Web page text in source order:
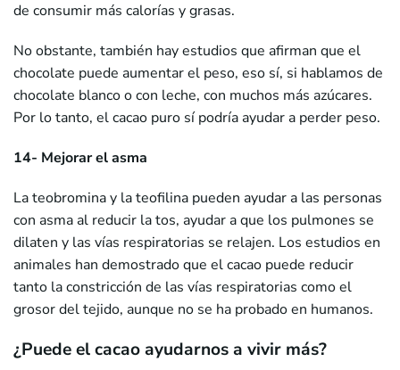
de consumir más calorías y grasas.
No obstante, también hay estudios que afirman que el
chocolate puede aumentar el peso, eso sí, si hablamos de
chocolate blanco o con leche, con muchos más azúcares.
Por lo tanto, el cacao puro sí podría ayudar a perder peso.
14- Mejorar el asma
La teobromina y la teofilina pueden ayudar a las personas
con asma al reducir la tos, ayudar a que los pulmones se
dilaten y las vías respiratorias se relajen. Los estudios en
animales han demostrado que el cacao puede reducir
tanto la constricción de las vías respiratorias como el
grosor del tejido, aunque no se ha probado en humanos.
¿Puede el cacao ayudarnos a vivir más?